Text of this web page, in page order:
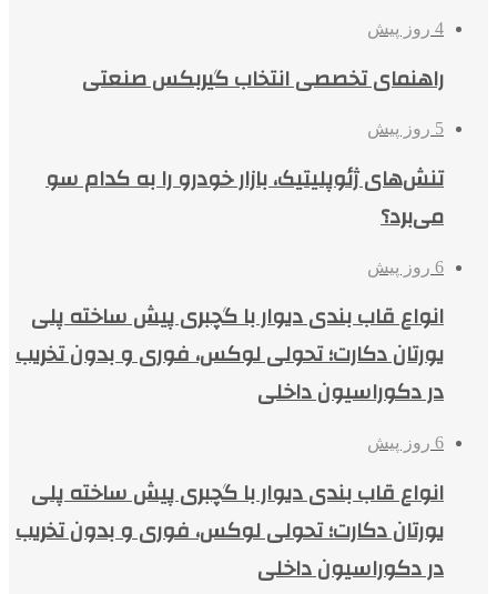
4 روز پیش
راهنمای تخصصی انتخاب گیربکس صنعتی
5 روز پیش
تنش‌های ژئوپلیتیک، بازار خودرو را به کدام سو
می‌برد؟
6 روز پیش
انواع قاب بندی دیوار با گچبری پیش ساخته پلی
یورتان دکارت؛ تحولی لوکس، فوری و بدون تخریب
در دکوراسیون داخلی
6 روز پیش
انواع قاب بندی دیوار با گچبری پیش ساخته پلی
یورتان دکارت؛ تحولی لوکس، فوری و بدون تخریب
در دکوراسیون داخلی